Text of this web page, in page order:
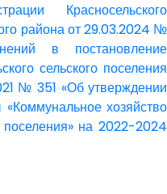
Красносельского
района от 29.03.2024 №
в постановление
сельского поселения
№ 351 «Об утверждении
хозяйство
поселения» на 2022-2024